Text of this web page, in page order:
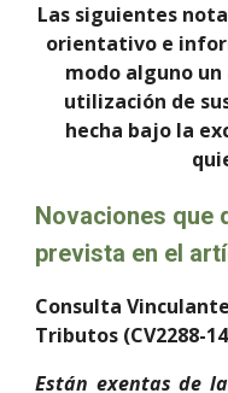
Las siguientes
orientativo e
modo alguno
utilización de
hecha bajo la
Novaciones que
prevista en el
Consulta
Tributos (CV2288-
Están exentas de